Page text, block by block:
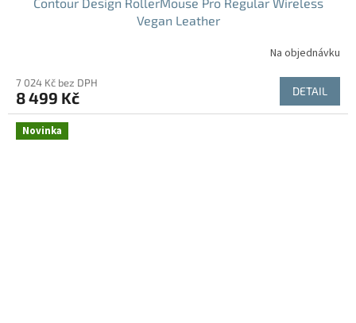
Vegan Leather
Na objednávku
7 024 Kč bez DPH
8 499 Kč DETAIL
Novinka